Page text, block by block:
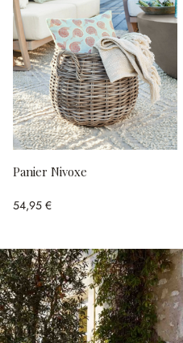
Panier Nivoxe
54,95 €